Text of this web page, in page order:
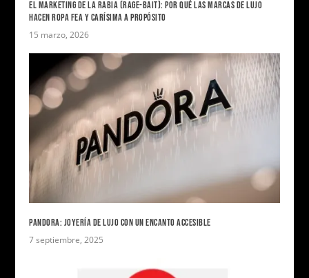
EL MARKETING DE LA RABIA (RAGE-BAIT): POR QUÉ LAS MARCAS DE LUJO
HACEN ROPA FEA Y CARÍSIMA A PROPÓSITO
15 marzo, 2026
PANDORA: JOYERÍA DE LUJO CON UN ENCANTO ACCESIBLE
7 septiembre, 2025